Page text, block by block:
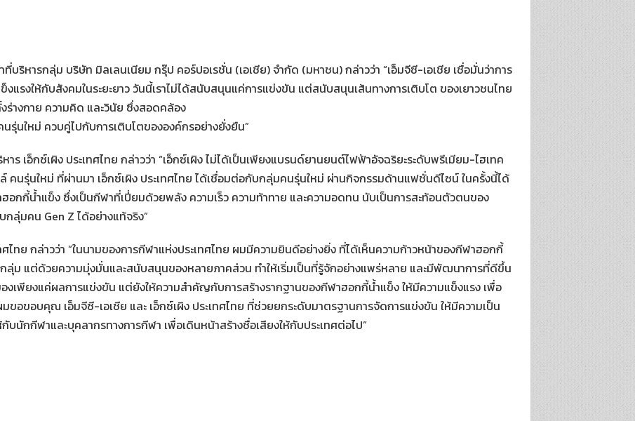
ที่บริหารกลุ่ม บริษัท มิลเลนเนียม กรุ๊ป คอร์ปอเรชั่น (เอเชีย) จำกัด (มหาชน) กล่าวว่า “เอ็มจีซี-เอเชีย เชื่อมั่นว่าการ
แรงให้กับสังคมในระยะยาว วันนี้เราไม่ได้สนับสนุนแค่การแข่งขัน แต่สนับสนุนเส้นทางการเติบโต ของเยาวชนไทย
างกาย ความคิด และวินัย ซึ่งสอดคล้อง
รุ่นใหม่ ควบคู่ไปกับการเติบโตขององค์กรอย่างยั่งยืน”
าร เอ็กซ์เผิง ประเทศไทย กล่าวว่า “เอ็กซ์เผิง ไม่ได้เป็นเพียงแบรนด์ยานยนต์ไฟฟ้าอัจฉริยะระดับพรีเมียม-ไฮเทค
คนรุ่นใหม่ ที่ผ่านมา เอ็กซ์เผิง ประเทศไทย ได้เชื่อมต่อกับกลุ่มคนรุ่นใหม่ ผ่านกิจกรรมด้านแฟชั่นดีไซน์ ในครั้งนี้ได้
กกี้น้ำแข็ง ซึ่งเป็นกีฬาที่เปี่ยมด้วยพลัง ความเร็ว ความท้าทาย และความอดทน นับเป็นการสะท้อนตัวตนของ
กลุ่มคน Gen Z ได้อย่างแท้จริง”
ไทย กล่าวว่า “ในนามของการกีฬาแห่งประเทศไทย ผมมีความยินดีอย่างยิ่ง ที่ได้เห็นความก้าวหน้าของกีฬาฮอกกี้
กลุ่ม แต่ด้วยความมุ่งมั่นและสนับสนุนของหลายภาคส่วน ทำให้เริ่มเป็นที่รู้จักอย่างแพร่หลาย และมีพัฒนาการที่ดีขึ้น
องเพียงแค่ผลการแข่งขัน แต่ยังให้ความสำคัญกับการสร้างรากฐานของกีฬาฮอกกี้น้ำแข็ง ให้มีความแข็งแรง เพื่อ
มขอขอบคุณ เอ็มจีซี-เอเชีย และ เอ็กซ์เผิง ประเทศไทย ที่ช่วยยกระดับมาตรฐานการจัดการแข่งขัน ให้มีความเป็น
นักกีฬาและบุคลากรทางการกีฬา เพื่อเดินหน้าสร้างชื่อเสียงให้กับประเทศต่อไป”